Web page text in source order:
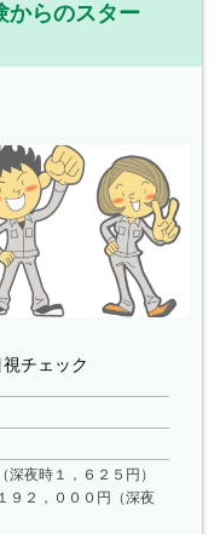
からのスター
チェック
深夜時１，６２５円）
９２，０００円（深夜